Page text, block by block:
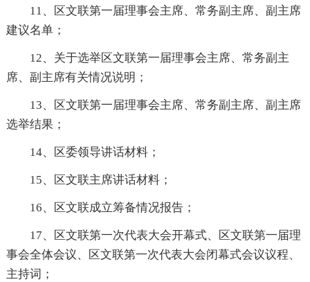
11、区文联第一届理事会主席、常务副主席、副主席
建议名单；
12、关于选举区文联第一届理事会主席、常务副主
席、副主席有关情况说明；
13、区文联第一届理事会主席、常务副主席、副主席
选举结果；
14、区委领导讲话材料；
15、区文联主席讲话材料；
16、区文联成立筹备情况报告；
17、区文联第一次代表大会开幕式、区文联第一届理
事会全体会议、区文联第一次代表大会闭幕式会议议程、
主持词；